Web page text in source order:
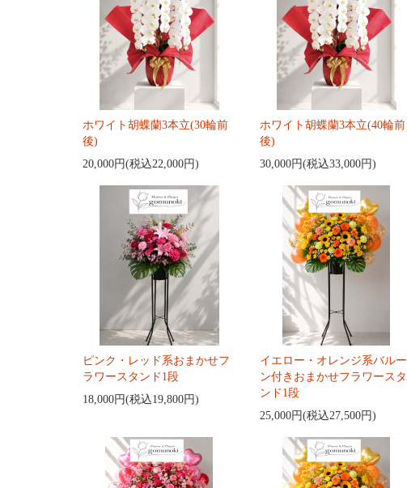
ホワイト胡蝶蘭3本立(30輪前
後)
20,000円(税込22,000円)
ホワイト胡蝶蘭3本立(40輪前
後)
30,000円(税込33,000円)
ピンク・レッド系おまかせフ
ラワースタンド1段
18,000円(税込19,800円)
イエロー・オレンジ系バルー
ン付きおまかせフラワースタ
ンド1段
25,000円(税込27,500円)